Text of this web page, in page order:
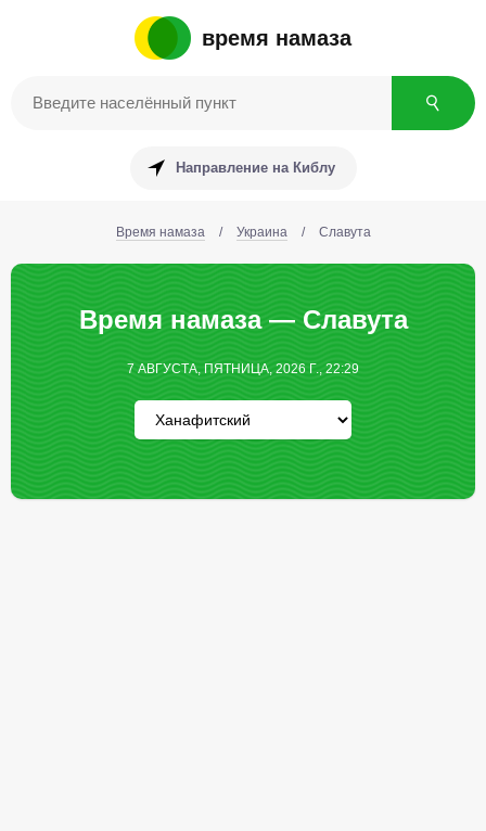
время намаза
Направление на Киблу
Время намаза / Украина / Славута
Время намаза — Славута
7 АВГУСТА, ПЯТНИЦА, 2026 Г., 22:29